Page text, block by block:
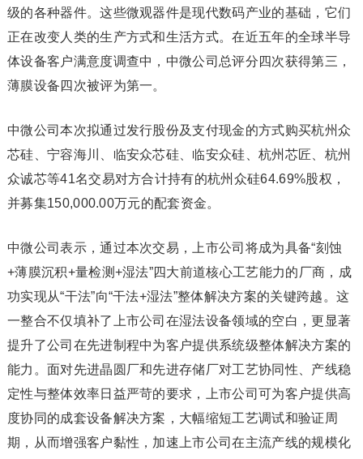
级的各种器件。这些微观器件是现代数码产业的基础，它们
正在改变人类的生产方式和生活方式。在近五年的全球半导
体设备客户满意度调查中，中微公司总评分四次获得第三，
薄膜设备四次被评为第一。
中微公司本次拟通过发行股份及支付现金的方式购买杭州众
芯硅、宁容海川、临安众芯硅、临安众硅、杭州芯匠、杭州
众诚芯等41名交易对方合计持有的杭州众硅64.69%股权，
并募集150,000.00万元的配套资金。
中微公司表示，通过本次交易，上市公司将成为具备“刻蚀
+薄膜沉积+量检测+湿法”四大前道核心工艺能力的厂商，成
功实现从“干法”向“干法+湿法”整体解决方案的关键跨越。这
一整合不仅填补了上市公司在湿法设备领域的空白，更显著
提升了公司在先进制程中为客户提供系统级整体解决方案的
能力。面对先进晶圆厂和先进存储厂对工艺协同性、产线稳
定性与整体效率日益严苛的要求，上市公司可为客户提供高
度协同的成套设备解决方案，大幅缩短工艺调试和验证周
期，从而增强客户黏性，加速上市公司在主流产线的规模化